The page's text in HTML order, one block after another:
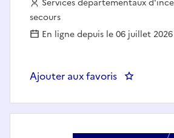
Employeur :
Services départementaux
secours
En ligne depuis le 06 juillet 2026
Ajouter aux favoris : Adjoint à